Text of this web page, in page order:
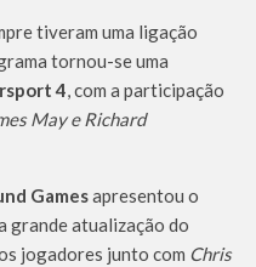
tiveram uma ligação
tornou-se uma
4, com a participação
May e Richard
Gamesapresentou o
grande atualização do
jogadores junto com Chris